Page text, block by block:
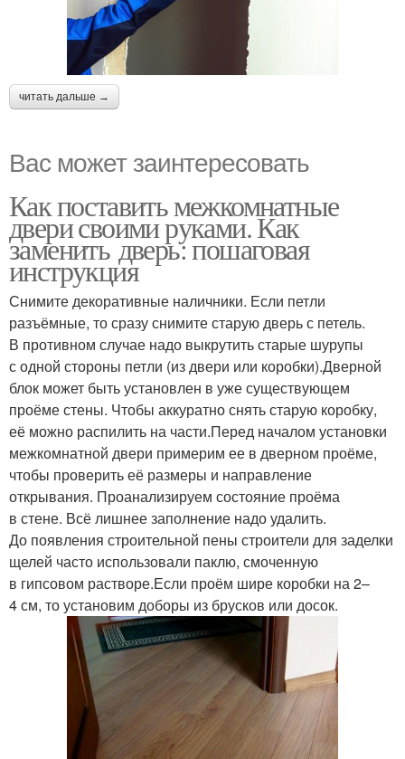
читать дальше →
Вас может заинтересовать
Как поставить межкомнатные
двери своими руками. Как
заменить дверь: пошаговая
инструкция
Снимите декоративные наличники. Если петли
разъёмные, то сразу снимите старую дверь с петель.
В противном случае надо выкрутить старые шурупы
с одной стороны петли (из двери или коробки).Дверной
блок может быть установлен в уже существующем
проёме стены. Чтобы аккуратно снять старую коробку,
её можно распилить на части.Перед началом установки
межкомнатной двери примерим ее в дверном проёме,
чтобы проверить её размеры и направление
открывания. Проанализируем состояние проёма
в стене. Всё лишнее заполнение надо удалить.
До появления строительной пены строители для заделки
щелей часто использовали паклю, смоченную
в гипсовом растворе.Если проём шире коробки на 2–
4 см, то установим доборы из брусков или досок.